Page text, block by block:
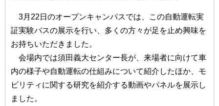
3月22日のオープンキャンパスでは、この自動運転実
証実験バスの展示を行い、多くの方々が足を止め興味を
お持ちいただきました。
会場内では須田義大センター長が、来場者に向けて車
内の様子や自動運転の仕組みについて紹介したほか、モ
ビリティに関する研究を紹介する動画やパネルを展示し
ました。